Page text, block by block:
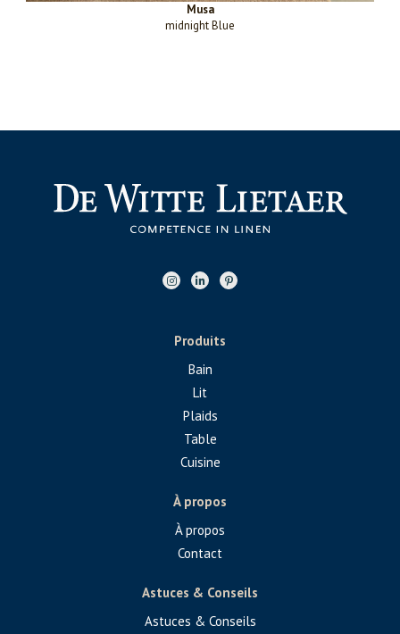
Musa
midnight Blue
Produits
Bain
Lit
Plaids
Table
Cuisine
À propos
À propos
Contact
Astuces & Conseils
Astuces & Conseils